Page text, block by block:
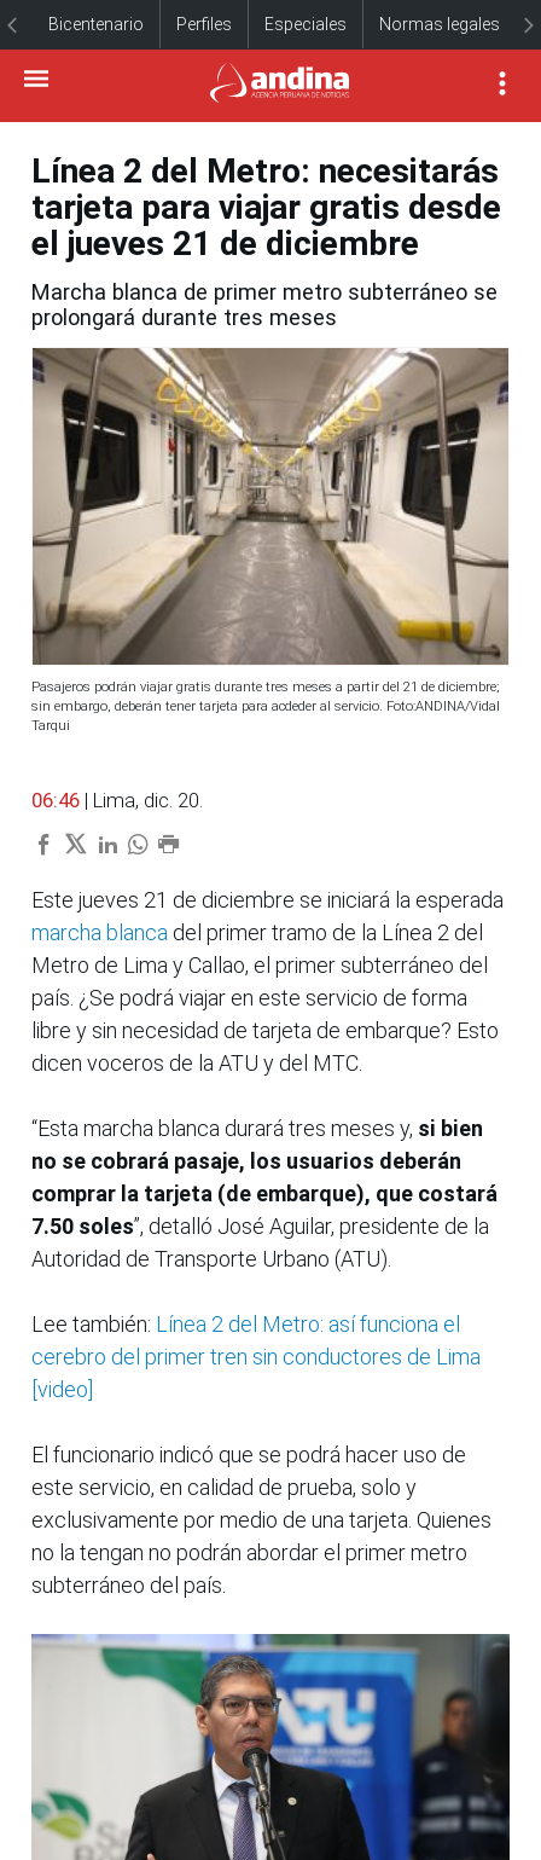
Bicentenario Perfiles Especiales Normas legales
Línea 2 del Metro: necesitarás
tarjeta para viajar gratis desde
el jueves 21 de diciembre
Marcha blanca de primer metro subterráneo se
prolongará durante tres meses
Pasajeros podrán viajar gratis durante tres meses a partir del 21 de diciembre;
sin embargo, deberán tener tarjeta para acdeder al servicio. Foto:ANDINA/Vidal
Tarqui
06:46 | Lima, dic. 20.
Este jueves 21 de diciembre se iniciará la esperada
marcha blanca del primer tramo de la Línea 2 del
Metro de Lima y Callao, el primer subterráneo del
país. ¿Se podrá viajar en este servicio de forma
libre y sin necesidad de tarjeta de embarque? Esto
dicen voceros de la ATU y del MTC.
“Esta marcha blanca durará tres meses y, si bien
no se cobrará pasaje, los usuarios deberán
comprar la tarjeta (de embarque), que costará
7.50 soles”, detalló José Aguilar, presidente de la
Autoridad de Transporte Urbano (ATU).
Lee también: Línea 2 del Metro: así funciona el
cerebro del primer tren sin conductores de Lima
[video]
El funcionario indicó que se podrá hacer uso de
este servicio, en calidad de prueba, solo y
exclusivamente por medio de una tarjeta. Quienes
no la tengan no podrán abordar el primer metro
subterráneo del país.